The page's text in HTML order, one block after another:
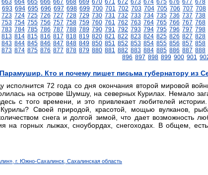
663 664 665 666 667 668 669 670 671 672 673 674 675 676 677 678
693 694 695 696 697 698 699 700 701 702 703 704 705 706 707 708
723 724 725 726 727 728 729 730 731 732 733 734 735 736 737 738
753 754 755 756 757 758 759 760 761 762 763 764 765 766 767 768
783 784 785 786 787 788 789 790 791 792 793 794 795 796 797 798
813 814 815 816 817 818 819 820 821 822 823 824 825 826 827 828
843 844 845 846 847 848 849 850 851 852 853 854 855 856 857 858
873 874 875 876 877 878 879 880 881 882 883 884 885 886 887 888
896 897 898 899 900 901
Кто и почему пишет письма губернатору из
исполнится 72 года со дня окончания второй мировой
на острове Шумшу, на северных Курилах. Немало
с того времени, и это привлекает любителей
Своей природой, красотой, мощью вулканов,
снега и долгой зимой, что дает возможность
на горных лыжах, сноубордах, снегоходах. В общем,
г. Южно-Сахалинск, Сахалинская область